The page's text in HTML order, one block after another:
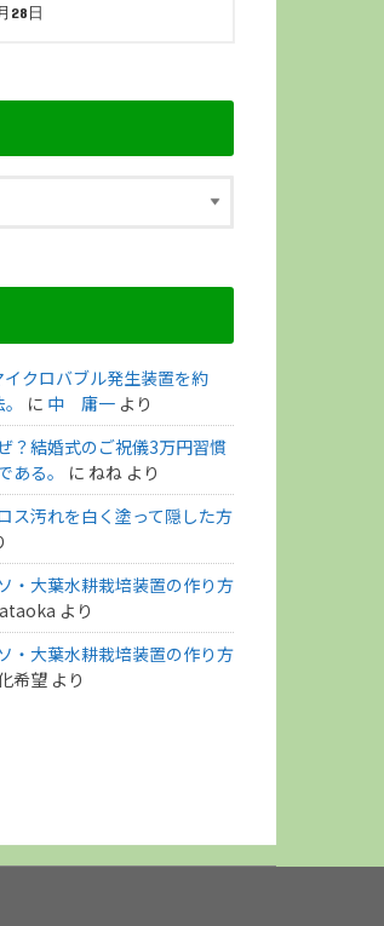
28日
イクロバブル発生装置を約
に 中 庸一 より
？結婚式のご祝儀3万円習慣
ある。
に ねね より
ス汚れを白く塗って隠した方
・大葉水耕栽培装置の作り方
より
・大葉水耕栽培装置の作り方
希望 より